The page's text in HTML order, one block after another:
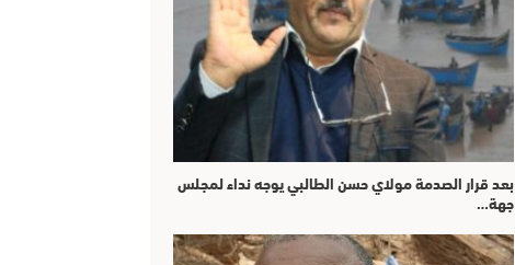
بعد قرار الصدمة مولاي حسن الطالبي يوجه نداء لمجلس
جهة…